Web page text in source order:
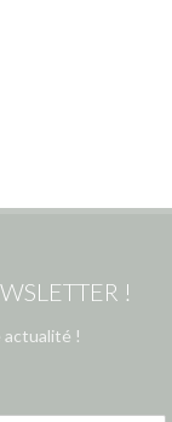
!
actualité !